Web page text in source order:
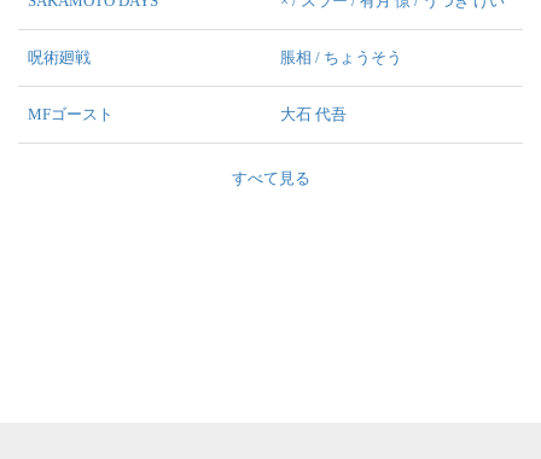
呪術廻戦 脹相 / ちょうそう
MFゴースト 大石 代吾
すべて見る